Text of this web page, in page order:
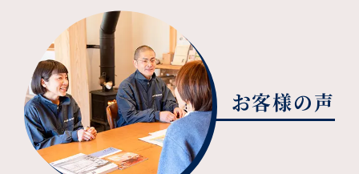
お客様の声